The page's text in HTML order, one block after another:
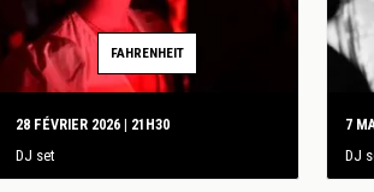
FAHRENHEIT
28 FÉVRIER 2026 | 21H30
DJ set
7
DJ